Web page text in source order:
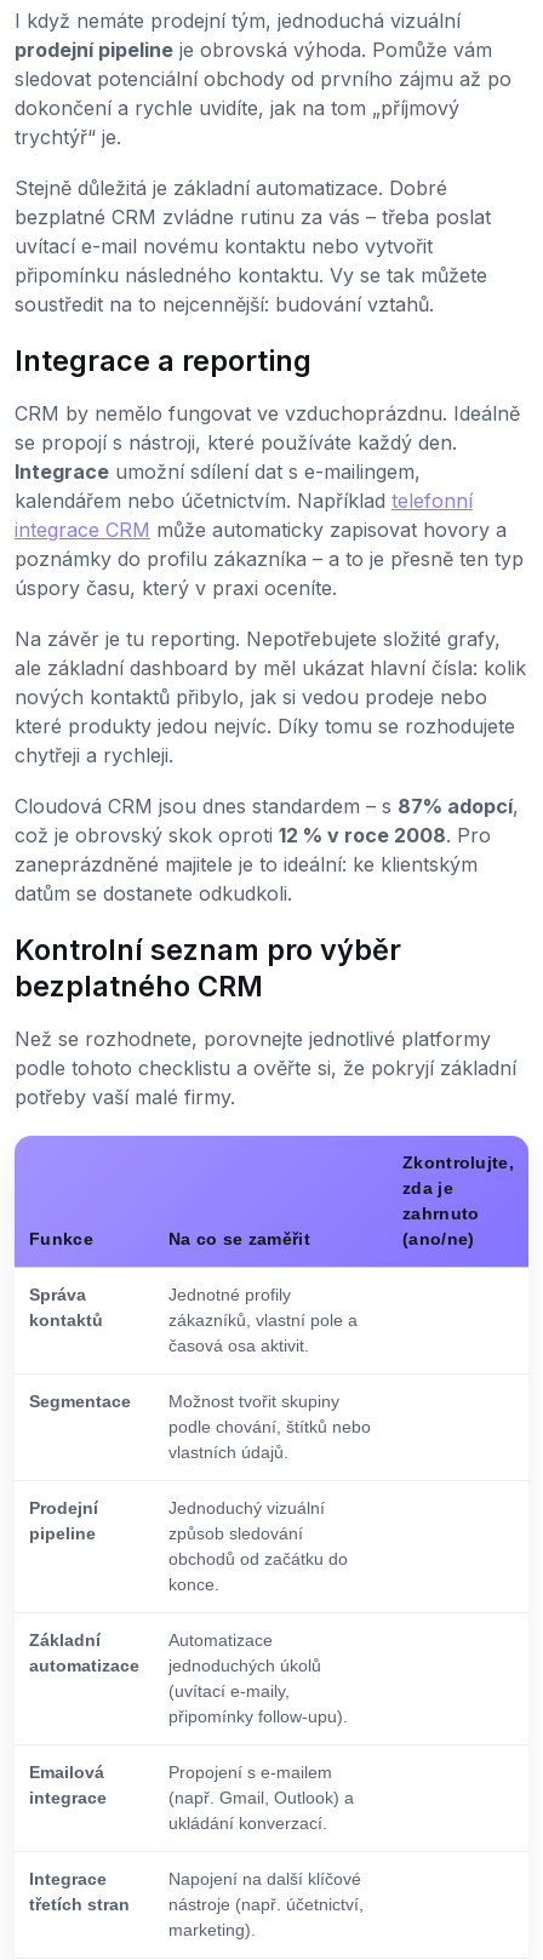
I když nemáte prodejní tým, jednoduchá vizuální
prodejní pipeline je obrovská výhoda. Pomůže vám
sledovat potenciální obchody od prvního zájmu až po
dokončení a rychle uvidíte, jak na tom „příjmový
trychtýř“ je.
Stejně důležitá je základní automatizace. Dobré
bezplatné CRM zvládne rutinu za vás – třeba poslat
uvítací e-mail novému kontaktu nebo vytvořit
připomínku následného kontaktu. Vy se tak můžete
soustředit na to nejcennější: budování vztahů.
Integrace a reporting
CRM by nemělo fungovat ve vzduchoprázdnu. Ideálně
se propojí s nástroji, které používáte každý den.
Integrace umožní sdílení dat s e-mailingem,
kalendářem nebo účetnictvím. Například telefonní
integrace CRM může automaticky zapisovat hovory a
poznámky do profilu zákazníka – a to je přesně ten typ
úspory času, který v praxi oceníte.
Na závěr je tu reporting. Nepotřebujete složité grafy,
ale základní dashboard by měl ukázat hlavní čísla: kolik
nových kontaktů přibylo, jak si vedou prodeje nebo
které produkty jedou nejvíc. Díky tomu se rozhodujete
chytřeji a rychleji.
Cloudová CRM jsou dnes standardem – s 87% adopcí,
což je obrovský skok oproti 12 % v roce 2008. Pro
zaneprázdněné majitele je to ideální: ke klientským
datům se dostanete odkudkoli.
Kontrolní seznam pro výběr
bezplatného CRM
Než se rozhodnete, porovnejte jednotlivé platformy
podle tohoto checklistu a ověřte si, že pokryjí základní
potřeby vaší malé firmy.
Funkce Na co se zaměřit
Zkontrolujte,
zda je
zahrnuto
(ano/ne)
Správa
kontaktů
Jednotné profily
zákazníků, vlastní pole a
časová osa aktivit.
Segmentace
Možnost tvořit skupiny
podle chování, štítků nebo
vlastních údajů.
Prodejní
pipeline
Jednoduchý vizuální
způsob sledování
obchodů od začátku do
konce.
Základní
automatizace
Automatizace
jednoduchých úkolů
(uvítací e-maily,
připomínky follow-upu).
Emailová
integrace
Propojení s e-mailem
(např. Gmail, Outlook) a
ukládání konverzací.
Integrace
třetích stran
Napojení na další klíčové
nástroje (např. účetnictví,
marketing).